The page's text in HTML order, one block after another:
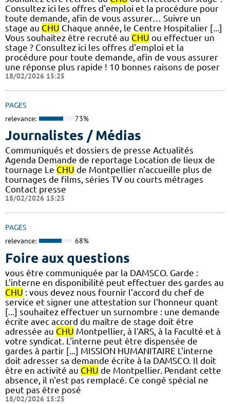
Consultez ici les offres d'emploi et la procédure pour
toute demande, afin de vous assurer… Suivre un
stage au CHU Chaque année, le Centre Hospitalier [...]
Vous souhaitez être recruté au CHU ou effectuer un
stage ? Consultez ici les offres d'emploi et la
procédure pour toute demande, afin de vous assurer
une réponse plus rapide ! 10 bonnes raisons de poser
18/02/2026 15:25
PAGES
relevance: 73%
Journalistes / Médias
Communiqués et dossiers de presse Actualités
Agenda Demande de reportage Location de lieux de
tournage Le CHU de Montpellier n'accueille plus de
tournages de films, séries TV ou courts métrages
Contact presse
18/02/2026 15:25
PAGES
relevance: 68%
Foire aux questions
vous être communiquée par la DAMSCO. Garde :
L'interne en disponibilité peut effectuer des gardes au
CHU : vous devez nous fournir l'accord du chef de
service et signer une attestation sur l'honneur quant
[...] souhaitez effectuer un surnombre : une demande
écrite avec accord du maître de stage doit être
adressée au CHU Montpellier, à l'ARS, à la Faculté et à
votre syndicat. L'interne peut être dispensée de
gardes à partir [...] MISSION HUMANITAIRE L'interne
doit adresser sa demande écrite à la DAMSCO. Il doit
être en activité au CHU de Montpellier. Pendant cette
absence, il n'est pas remplacé. Ce congé spécial ne
peut pas être posé
18/02/2026 15:25